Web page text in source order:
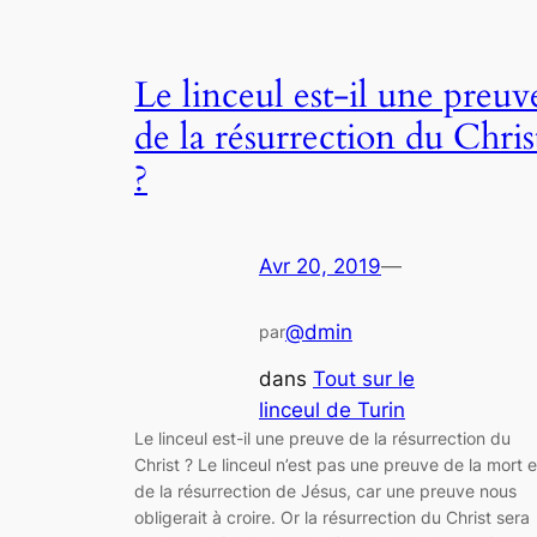
Le linceul est-il une
de la résurrection du
?
Avr 20, 2019—
par@dmin
dans Tout sur le
linceul de Turin
Le linceul est-il une preuve de la résurrection du
Christ ? Le linceul n’est pas une preuve de la mort
de la résurrection de Jésus, car une preuve nous
obligerait à croire. Or la résurrection du Christ sera